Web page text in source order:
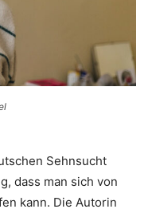
Sehnsucht
dass man sich von
kann. Die Autorin